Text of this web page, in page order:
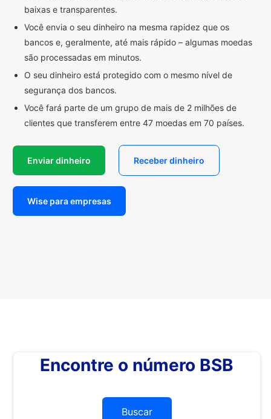
baixas e transparentes.
Você envia o seu dinheiro na mesma rapidez que os
bancos e, geralmente, até mais rápido – algumas moedas
são processadas em minutos.
O seu dinheiro está protegido com o mesmo nível de
segurança dos bancos.
Você fará parte de um grupo de mais de 2 milhões de
clientes que transferem entre 47 moedas em 70 países.
Enviar dinheiro Receber dinheiro
Wise para empresas
Encontre o número BSB
Buscar